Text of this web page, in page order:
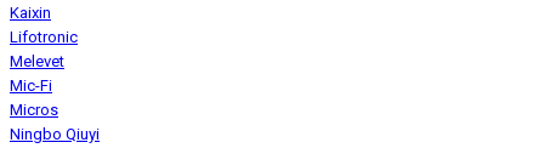
Kaixin
Lifotronic
Melevet
Mic-Fi
Micros
Ningbo Qiuyi